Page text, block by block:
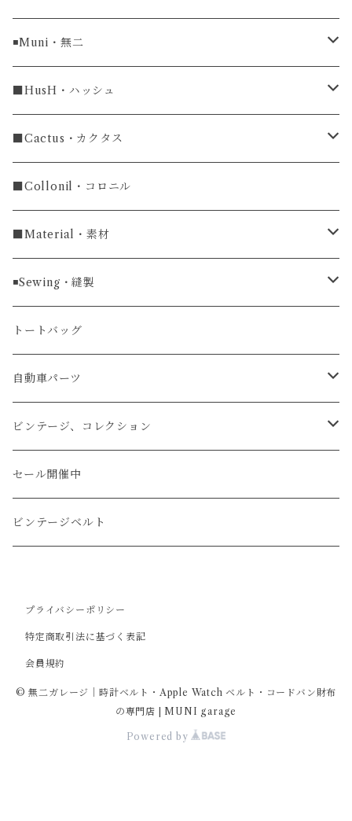
ラグ幅16mm
ラグ幅18mm
ラグ幅19mm
ラグ幅20mm
ラグ幅22mm
ラグ幅24mm
◾️Muni・無二
長財布
長財布
ラウンドファスナー長財布
名刺入れ
小銭入れ
キーケース
時計ベルト
マネークリップ
腕時計
■HusH・ハッシュ
ラウンドファスナー
カードケース
マウスパッド
コインケース
キーホルダー
キーケース
■Cactus・カクタス
コインケース
キーホルダー
ライターケース
レザーウォッチ
文字盤Mサイズ（φ33mm）
文字盤Sサイズ（φ26mm）
レザーウォレット
ロング
ショート
タバコケース
カードケース
ウォレットロープ
■Collonil・コロニル
■Material・素材
クロコダイル
パイソン
リザード
エレファント
ガルーシャ（エイ）
アリゲーター
コードバン
牛革
◾️Sewing・縫製
ハンドステッチ（手縫い）仕立て
ミシンステッチ仕立て
トートバッグ
自動車パーツ
ステアリング
シフトノブ
ビンテージ、コレクション
ウッドキーホルダー
ZIPPO/ジッポー・ライター
セール開催中
ビンテージベルト
プライバシーポリシー
特定商取引法に基づく表記
会員規約
© 無二ガレージ｜時計ベルト・Apple Watch ベルト・コードバン財布
の専門店 | MUNI garage
Powered by